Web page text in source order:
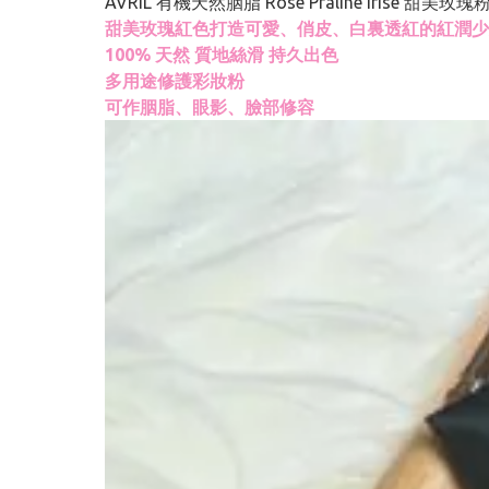
甜美玫瑰紅色打造可愛、俏皮、白裏透紅的紅潤
100% 天然 質地絲滑 持久出色
多用途修護彩妝粉
可作胭脂、眼影、臉部修容